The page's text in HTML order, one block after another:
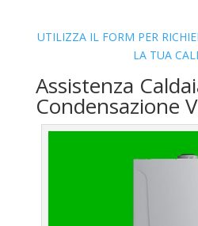
UTILIZZA IL FORM PER
LA TUA
Assistenza
Condensazione